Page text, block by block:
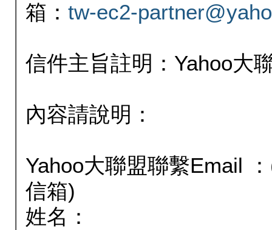
箱： tw-ec2-
信件主旨註明：Yahoo大
內容請說明：
Yahoo大聯盟聯繫Email
信箱)
姓名：